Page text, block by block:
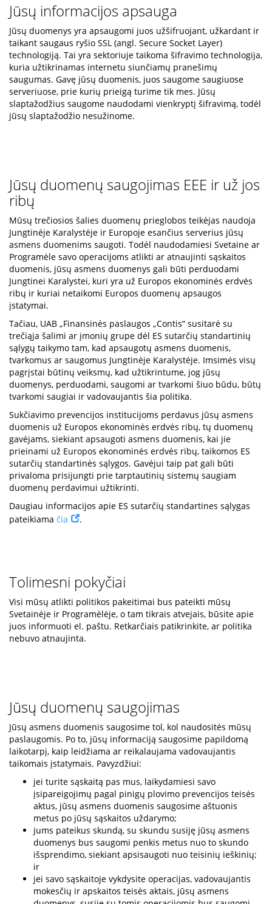
Jūsų informacijos apsauga
Jūsų duomenys yra apsaugomi juos užšifruojant, užkardant ir
taikant saugaus ryšio SSL (angl. Secure Socket Layer)
technologiją. Tai yra sektoriuje taikoma šifravimo technologija,
kuria užtikrinamas internetu siunčiamų pranešimų
saugumas. Gavę jūsų duomenis, juos saugome saugiuose
serveriuose, prie kurių prieigą turime tik mes. Jūsų
slaptažodžius saugome naudodami vienkryptį šifravimą, todėl
jūsų slaptažodžio nesužinome.
Jūsų duomenų saugojimas EEE ir už jos
ribų
Mūsų trečiosios šalies duomenų prieglobos teikėjas naudoja
Jungtinėje Karalystėje ir Europoje esančius serverius jūsų
asmens duomenims saugoti. Todėl naudodamiesi Svetaine ar
Programėle savo operacijoms atlikti ar atnaujinti sąskaitos
duomenis, jūsų asmens duomenys gali būti perduodami
Jungtinei Karalystei, kuri yra už Europos ekonominės erdvės
ribų ir kuriai netaikomi Europos duomenų apsaugos
įstatymai.
Tačiau, UAB „Finansinės paslaugos „Contis“ susitarė su
trečiąja šalimi ar įmonių grupe dėl ES sutarčių standartinių
sąlygų taikymo tam, kad apsaugotų asmens duomenis,
tvarkomus ar saugomus Jungtinėje Karalystėje. Imsimės visų
pagrįstai būtinų veiksmų, kad užtikrintume, jog jūsų
duomenys, perduodami, saugomi ar tvarkomi šiuo būdu, būtų
tvarkomi saugiai ir vadovaujantis šia politika.
Sukčiavimo prevencijos institucijoms perdavus jūsų asmens
duomenis už Europos ekonominės erdvės ribų, tų duomenų
gavėjams, siekiant apsaugoti asmens duomenis, kai jie
prieinami už Europos ekonominės erdvės ribų, taikomos ES
sutarčių standartinės sąlygos. Gavėjui taip pat gali būti
privaloma prisijungti prie tarptautinių sistemų saugiam
duomenų perdavimui užtikrinti.
Daugiau informacijos apie ES sutarčių standartines sąlygas
pateikiama čia .
Tolimesni pokyčiai
Visi mūsų atlikti politikos pakeitimai bus pateikti mūsų
Svetainėje ir Programėlėje, o tam tikrais atvejais, būsite apie
juos informuoti el. paštu. Retkarčiais patikrinkite, ar politika
nebuvo atnaujinta.
Jūsų duomenų saugojimas
Jūsų asmens duomenis saugosime tol, kol naudositės mūsų
paslaugomis. Po to, jūsų informaciją saugosime papildomą
laikotarpį, kaip leidžiama ar reikalaujama vadovaujantis
taikomais įstatymais. Pavyzdžiui:
jei turite sąskaitą pas mus, laikydamiesi savo
įsipareigojimų pagal pinigų plovimo prevencijos teisės
aktus, jūsų asmens duomenis saugosime aštuonis
metus po jūsų sąskaitos uždarymo;
jums pateikus skundą, su skundu susiję jūsų asmens
duomenys bus saugomi penkis metus nuo to skundo
išsprendimo, siekiant apsisaugoti nuo teisinių ieškinių;
ir
jei savo sąskaitoje vykdysite operacijas, vadovaujantis
mokesčių ir apskaitos teisės aktais, jūsų asmens